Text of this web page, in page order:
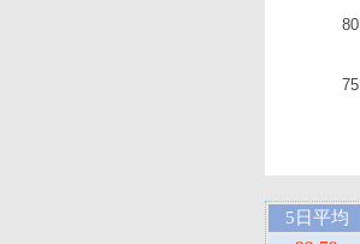
75
80
5日平均